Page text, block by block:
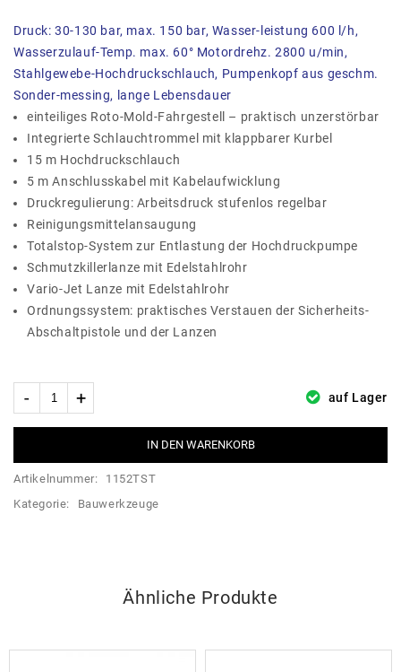
Druck: 30-130 bar, max. 150 bar, Wasser-leistung 600 l/h,
Wasserzulauf-Temp. max. 60° Motordrehz. 2800 u/min,
Stahlgewebe-Hochdruckschlauch, Pumpenkopf aus geschm.
Sonder-messing, lange Lebensdauer
einteiliges Roto-Mold-Fahrgestell – praktisch unzerstörbar
Integrierte Schlauchtrommel mit klappbarer Kurbel
15 m Hochdruckschlauch
5 m Anschlusskabel mit Kabelaufwicklung
Druckregulierung: Arbeitsdruck stufenlos regelbar
Reinigungsmittelansaugung
Totalstop-System zur Entlastung der Hochdruckpumpe
Schmutzkillerlanze mit Edelstahlrohr
Vario-Jet Lanze mit Edelstahlrohr
Ordnungssystem: praktisches Verstauen der Sicherheits-
Abschaltpistole und der Lanzen
auf Lager
IN DEN WARENKORB
Artikelnummer:
1152TST
Kategorie:
Bauwerkzeuge
Ähnliche Produkte